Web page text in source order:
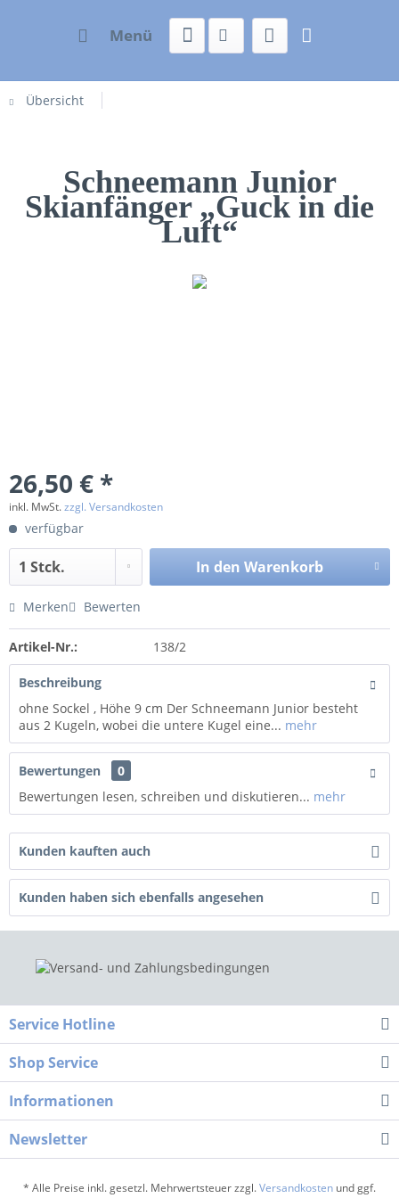
Menü
Übersicht
Schneemann Junior
Skianfänger „Guck in die
Luft“
26,50 € *
inkl. MwSt.zzgl. Versandkosten
verfügbar
In den Warenkorb
Merken Bewerten
Artikel-Nr.: 138/2
Beschreibung
ohne Sockel , Höhe 9 cm Der Schneemann Junior besteht
aus 2 Kugeln, wobei die untere Kugel eine... mehr
Bewertungen
0
Bewertungen lesen, schreiben und diskutieren... mehr
Kunden kauften auch
Kunden haben sich ebenfalls angesehen
Service Hotline
Shop Service
Informationen
Newsletter
* Alle Preise inkl. gesetzl. Mehrwertsteuer zzgl.Versandkosten und ggf.